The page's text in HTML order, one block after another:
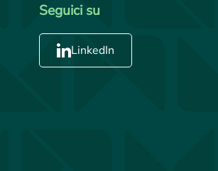
Seguici su
LinkedIn